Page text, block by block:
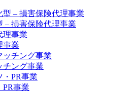
– 損害保険代理事業
事業
チング事業
PR事業